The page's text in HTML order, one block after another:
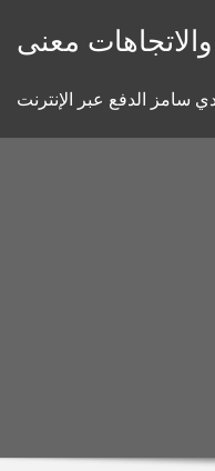
معنى
سامز الدفع عبر الإنترنت